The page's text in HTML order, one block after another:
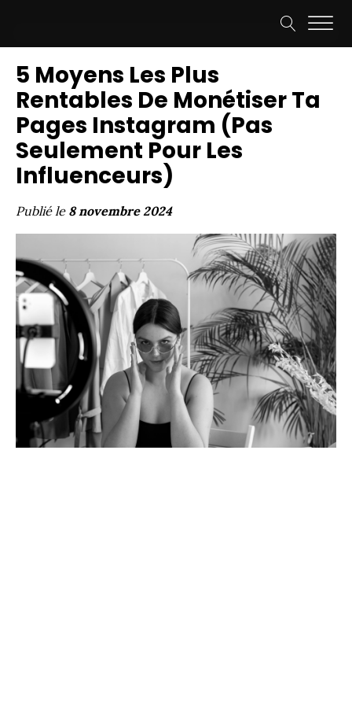
5 Moyens Les Plus
Rentables De Monétiser Ta
Pages Instagram (Pas
Seulement Pour Les
Influenceurs)
Publié le 8 novembre 2024